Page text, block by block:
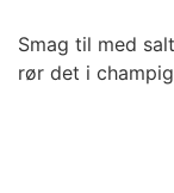
Smag til med
rør det i